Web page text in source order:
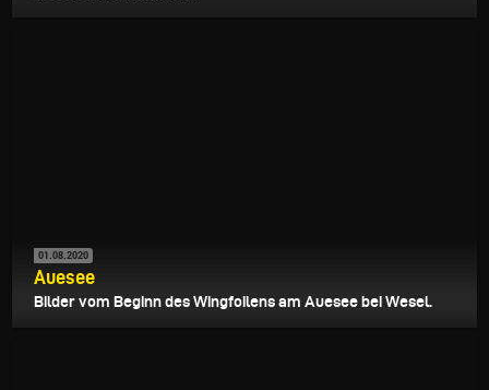
01.08.2020
Auesee
Bilder vom Beginn des Wingfoilens am Auesee bei Wesel.